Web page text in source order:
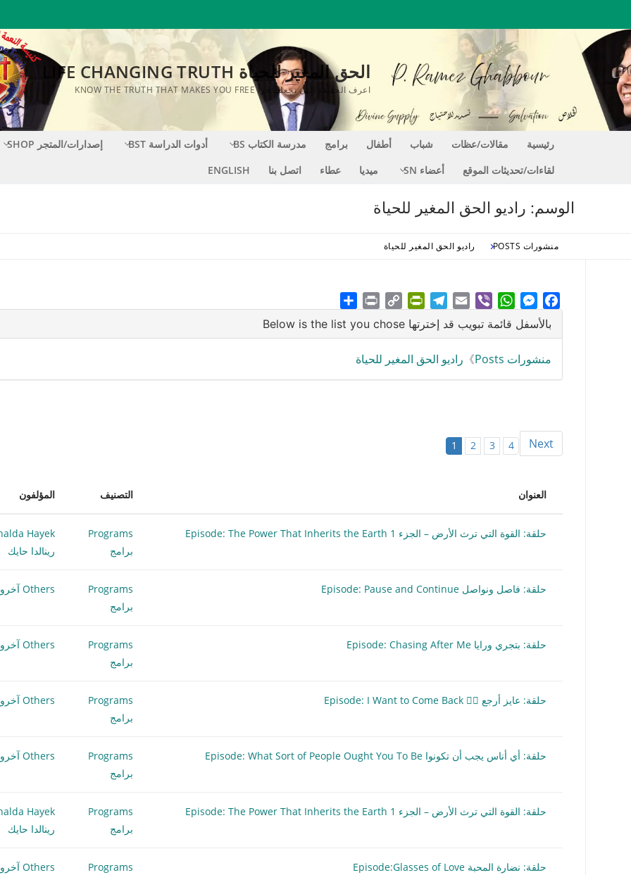
إلى
المحتوى
الحق المغير للحياة LIFE CHANGING TRUTH
اعرف الحقيقة التي تجعلك حراً KNOW THE TRUTH THAT MAKES YOU FREE
رئيسية مقالات/عظات شباب أطفال برامج مدرسة الكتاب BS أدوات الدراسة BST
إصدارات/المتجر SHOP
لقاءات/تحديثات الموقع
أعضاء SN ميديا عطاء اتصل بنا ENGLISH
الوسم: راديو الحق المغير للحياة
منشورات POSTS راديو الحق المغير للحياة
Facebook
Messenger
WhatsApp
Email
Telegram
PrintFriendly
Copy
Link
Share بالأسفل قائمة تبويب قد إخترتها Below is the list you chose
منشورات Posts 》 راديو الحق المغير للحياة
Next
1 2 3 4
العنوان التصنيف المؤلفون
حلقة: القوة التي ترث الأرض – الجزء 1 Episode: The Power That Inherits the Earth
Programs
برامج
Hayek
رينالدا حايك
حلقة: فاصل ونواصل Episode: Pause and Continue
Programs
برامج
Others آخرون
حلقة: بتجري ورايا Episode: Chasing After Me
Programs
برامج
Others آخرون
حلقة: عايز أرجع 🏃‍♂️ Episode: I Want to Come Back
Programs
برامج
Others آخرون
حلقة: أي أناس يجب أن تكونوا Episode: What Sort of People Ought You To Be
Programs
برامج
Others آخرون
حلقة: القوة التي ترث الأرض – الجزء 1 Episode: The Power That Inherits the Earth
Programs
برامج
Hayek
رينالدا حايك
حلقة: نضارة المحبة Episode:Glasses of Love
Programs
Others آخرون